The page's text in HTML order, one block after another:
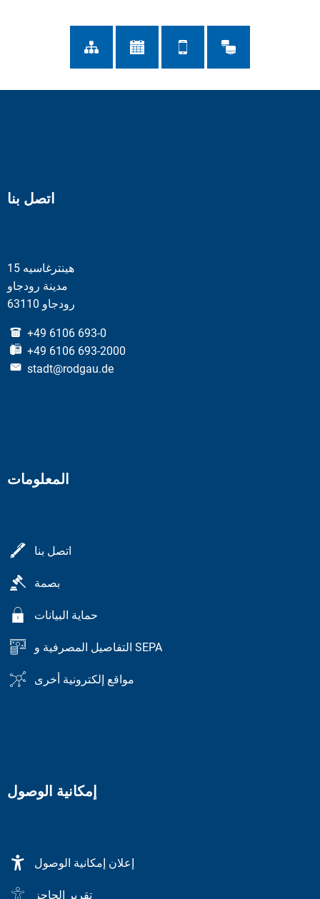
اتصل بنا
هينترغاسيه 15
مدينة رودجاو
63110 رودجاو
+49 6106 693-0
+49 6106 693-2000
stadt@rodgau.de
المعلومات
اتصل بنا
بصمة
حماية البيانات
التفاصيل المصرفية و SEPA
مواقع إلكترونية أخرى
إمكانية الوصول
إعلان إمكانية الوصول
تقرير الحاجز